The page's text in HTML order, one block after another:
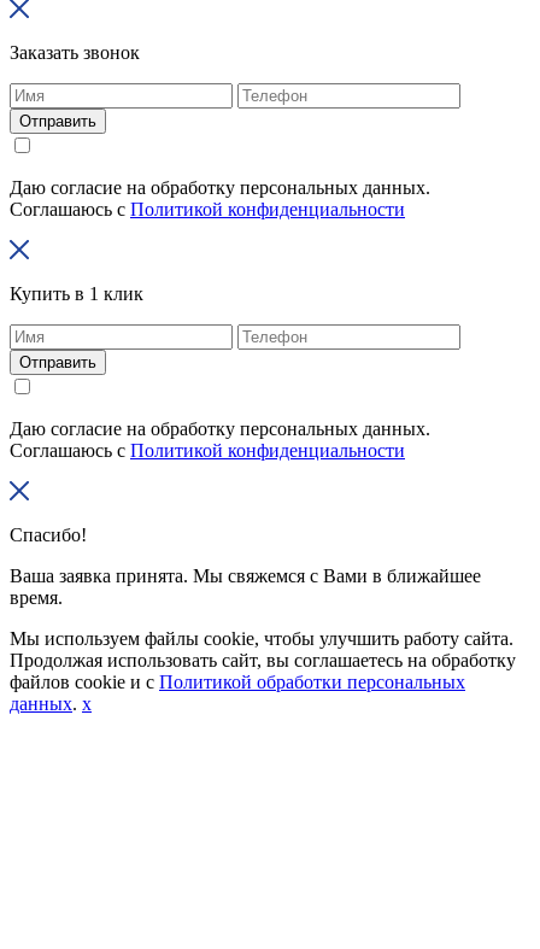
Заказать звонок
Отправить
Даю согласие на обработку персональных данных.
Соглашаюсь с Политикой конфиденциальности
Купить в 1 клик
Отправить
Даю согласие на обработку персональных данных.
Соглашаюсь с Политикой конфиденциальности
Спасибо!
Ваша заявка принята. Мы свяжемся с Вами в ближайшее
время.
Мы используем файлы cookie, чтобы улучшить работу сайта.
Продолжая использовать сайт, вы соглашаетесь на обработку
файлов cookie и с Политикой обработки персональных
данных. x